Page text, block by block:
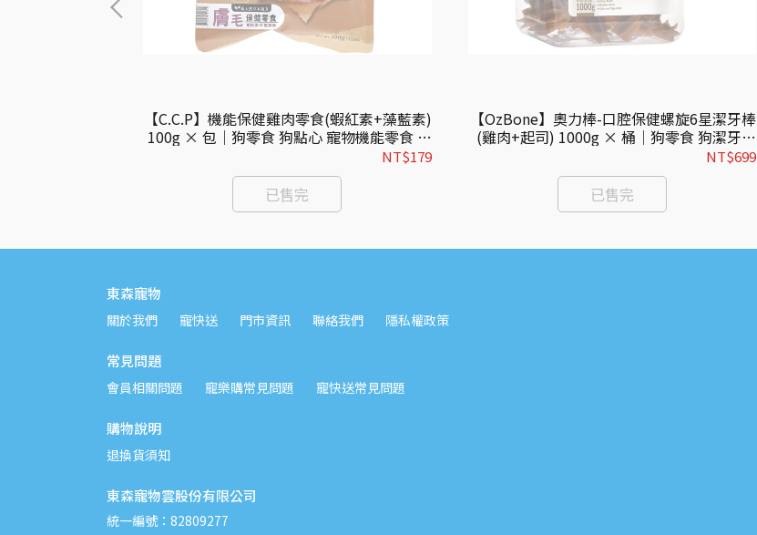
【C.C.P】機能保健雞肉零食(蝦紅素+藻藍素)
100g × 包｜狗零食 狗點心 寵物機能零食 膚
毛保健
NT$179
已售完
【OzBone】奧力棒-口腔保健螺旋6星潔牙棒
(雞肉+起司) 1000g × 桶｜狗零食 狗潔牙骨
桶裝 家庭號 奧力棒潔牙骨
NT$699
已售完
東森寵物
關於我們 寵快送 門市資訊 聯絡我們 隱私權政策
常見問題
會員相關問題 寵樂購常見問題 寵快送常見問題
購物說明
退換貨須知
東森寵物雲股份有限公司
統一編號：82809277